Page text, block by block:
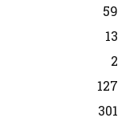
59
13
2
127
301